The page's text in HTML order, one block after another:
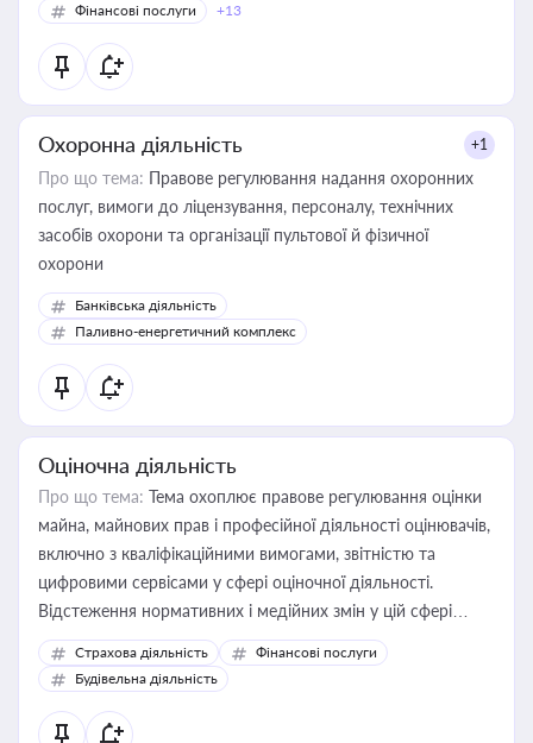
Фінансові послуги
+13
Охоронна діяльність +1
Про що тема: Правове регулювання надання охоронних
послуг, вимоги до ліцензування, персоналу, технічних
засобів охорони та організації пультової й фізичної
охорони
Банківська діяльність
Паливно-енергетичний комплекс
Оціночна діяльність
Про що тема: Тема охоплює правове регулювання оцінки
майна, майнових прав і професійної діяльності оцінювачів,
включно з кваліфікаційними вимогами, звітністю та
цифровими сервісами у сфері оціночної діяльності.
Відстеження нормативних і медійних змін у цій сфері
корисне для власника бізнесу, керівника, юриста або
бухгалтера під час оподаткування, приватизації, оренди
державного майна, корпоративних угод і перевірки
статусу суб'єктів оціночної діяльності
Страхова діяльність
Фінансові послуги
Будівельна діяльність